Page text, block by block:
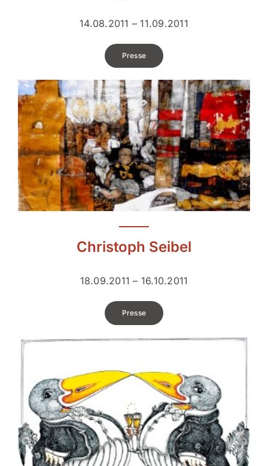
14.08.2011 – 11.09.2011
Presse
Christoph Seibel
18.09.2011 – 16.10.2011
Presse